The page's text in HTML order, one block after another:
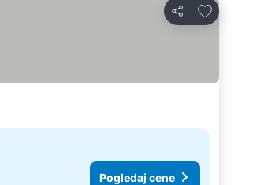
Deli
Dodati u
Pogledaj cene